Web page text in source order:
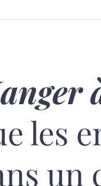
les
un